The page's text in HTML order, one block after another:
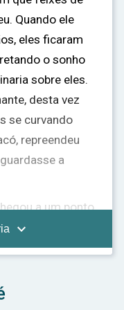
Quando ele
eles ficaram
o sonho
sobre eles.
desta vez
se curvando
repreendeu
a
a um ponto
para verificar o
o
Rúben, o
